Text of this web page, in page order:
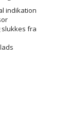
indikation
fra